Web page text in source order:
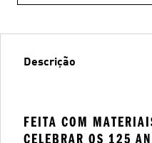
Descrição
FEITA COM
CELEBRAR OS 125